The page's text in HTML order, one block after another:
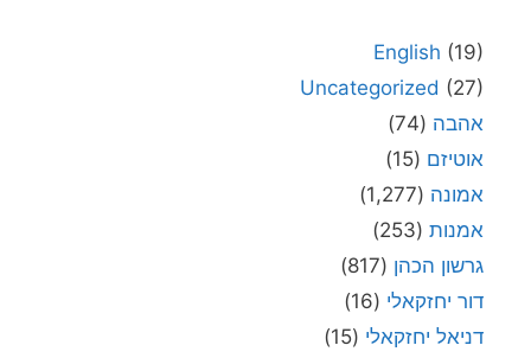
English (19)
Uncategorized (27)
אהבה (74)
אוטיזם (15)
אמונה (1,277)
אמנות (253)
גרשון הכהן (817)
דור יחזקאלי (16)
דניאל יחזקאלי (15)